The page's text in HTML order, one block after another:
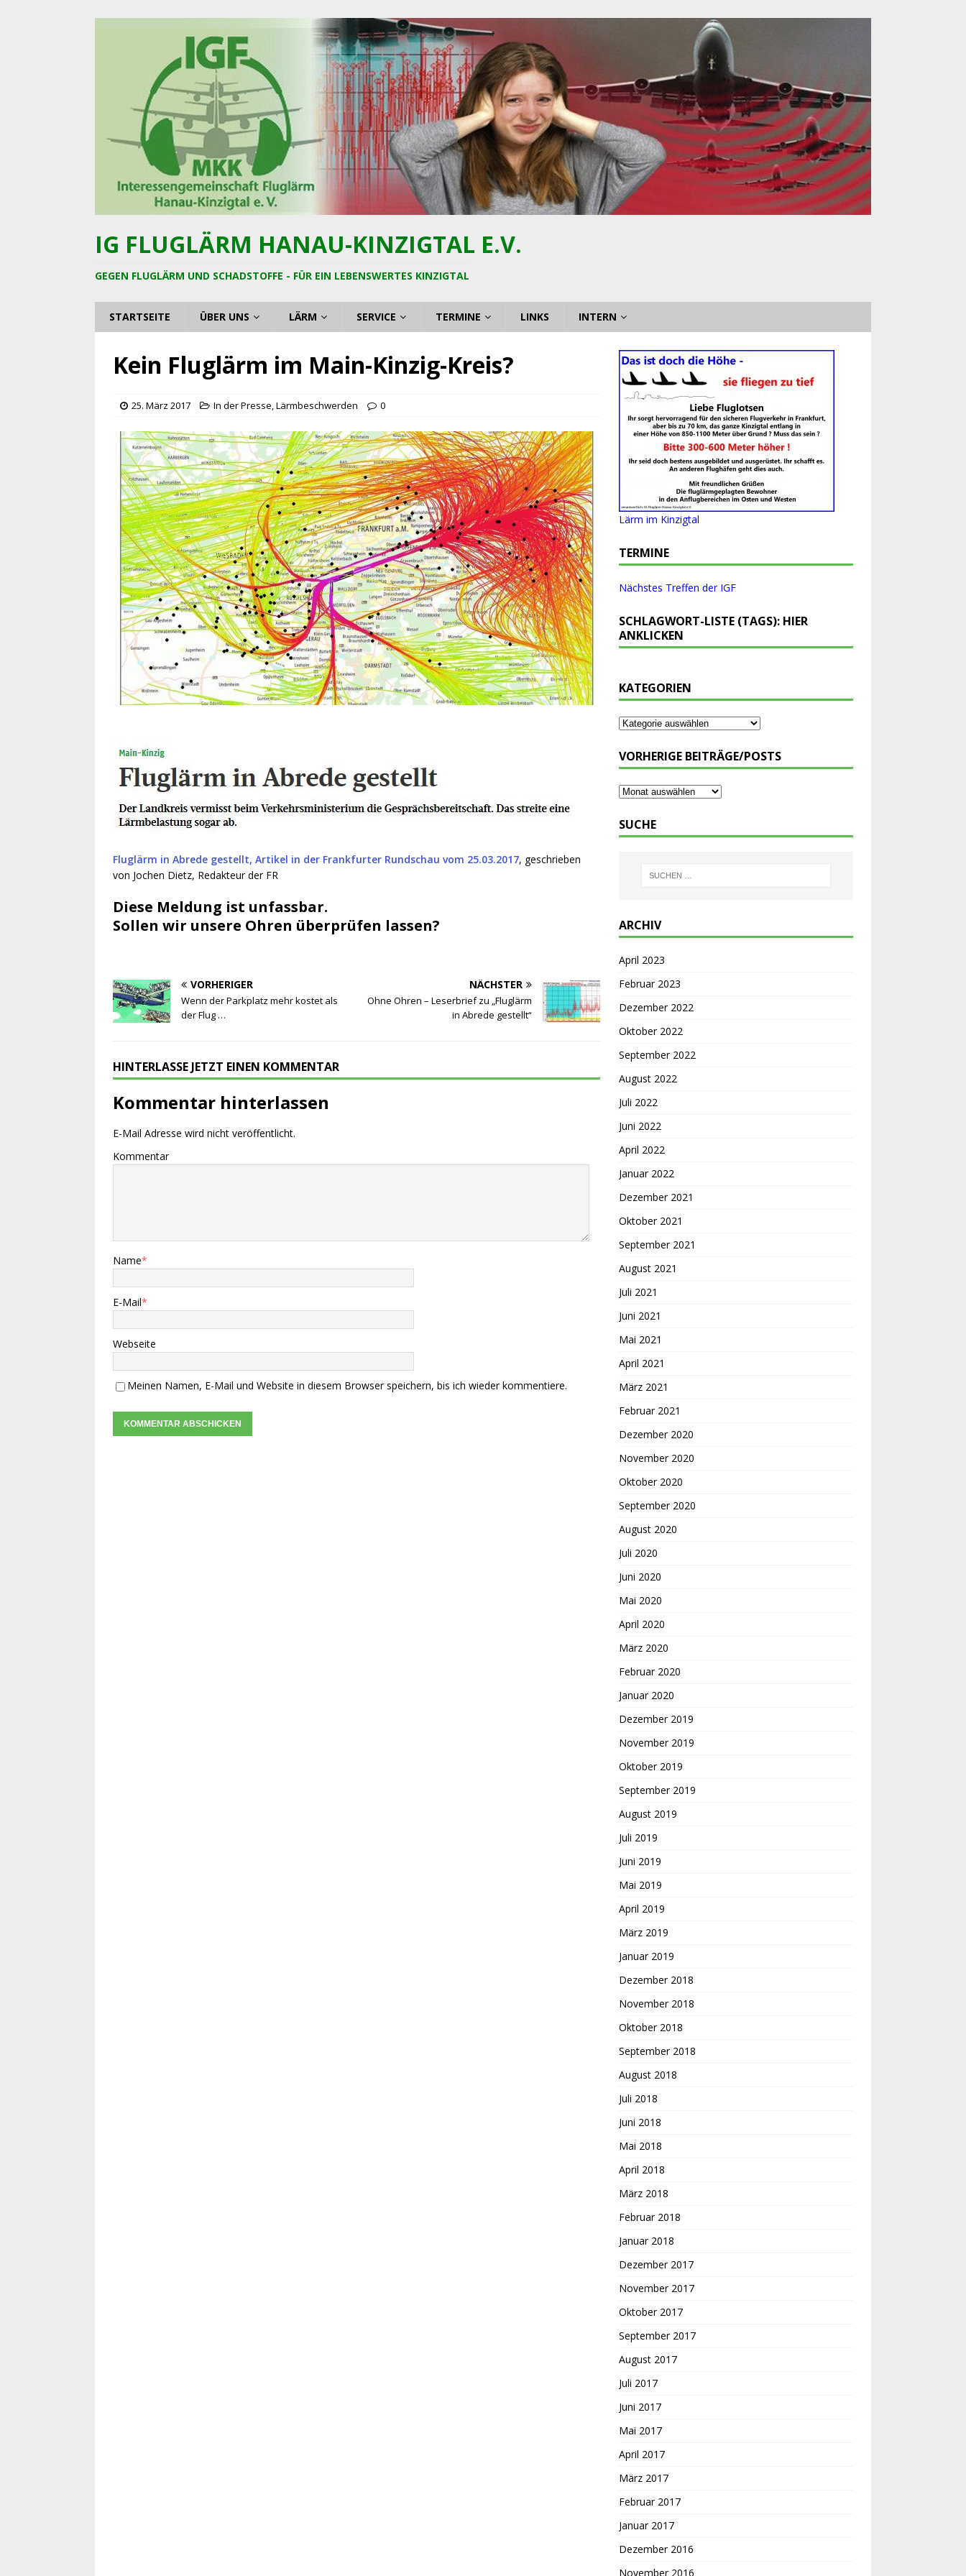
IG FLUGLÄRM HANAU-KINZIGTAL E.V.
GEGEN FLUGLÄRM UND SCHADSTOFFE - FÜR EIN LEBENSWERTES KINZIGTAL
STARTSEITE ÜBER UNS LÄRM SERVICE TERMINE LINKS INTERN
Kein Fluglärm im Main-Kinzig-Kreis?
25. März 2017 In der Presse,Lärmbeschwerden 0
Fluglärm in Abrede gestellt, Artikel in der Frankfurter Rundschau vom 25.03.2017, geschrieben
von Jochen Dietz, Redakteur der FR
Diese Meldung ist unfassbar.
Sollen wir unsere Ohren überprüfen lassen?
VORHERIGER
Wenn der Parkplatz mehr kostet als
der Flug …
NÄCHSTER
Ohne Ohren – Leserbrief zu „Fluglärm
in Abrede gestellt“
HINTERLASSE JETZT EINEN KOMMENTAR
Kommentar hinterlassen
E-Mail Adresse wird nicht veröffentlicht.
Kommentar
Name*
E-Mail*
Webseite
Meinen Namen, E-Mail und Website in diesem Browser speichern, bis ich wieder kommentiere.
Lärm im Kinzigtal
TERMINE
Nächstes Treffen der IGF
SCHLAGWORT-LISTE (TAGS): HIER
ANKLICKEN
KATEGORIEN
VORHERIGE BEITRÄGE/POSTS
SUCHE
ARCHIV
April 2023
Februar 2023
Dezember 2022
Oktober 2022
September 2022
August 2022
Juli 2022
Juni 2022
April 2022
Januar 2022
Dezember 2021
Oktober 2021
September 2021
August 2021
Juli 2021
Juni 2021
Mai 2021
April 2021
März 2021
Februar 2021
Dezember 2020
November 2020
Oktober 2020
September 2020
August 2020
Juli 2020
Juni 2020
Mai 2020
April 2020
März 2020
Februar 2020
Januar 2020
Dezember 2019
November 2019
Oktober 2019
September 2019
August 2019
Juli 2019
Juni 2019
Mai 2019
April 2019
März 2019
Januar 2019
Dezember 2018
November 2018
Oktober 2018
September 2018
August 2018
Juli 2018
Juni 2018
Mai 2018
April 2018
März 2018
Februar 2018
Januar 2018
Dezember 2017
November 2017
Oktober 2017
September 2017
August 2017
Juli 2017
Juni 2017
Mai 2017
April 2017
März 2017
Februar 2017
Januar 2017
Dezember 2016
November 2016